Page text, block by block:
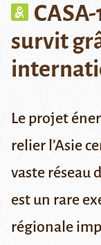
survit
Le projet
relier l’Asie
vaste réseau
est un rare
régionale